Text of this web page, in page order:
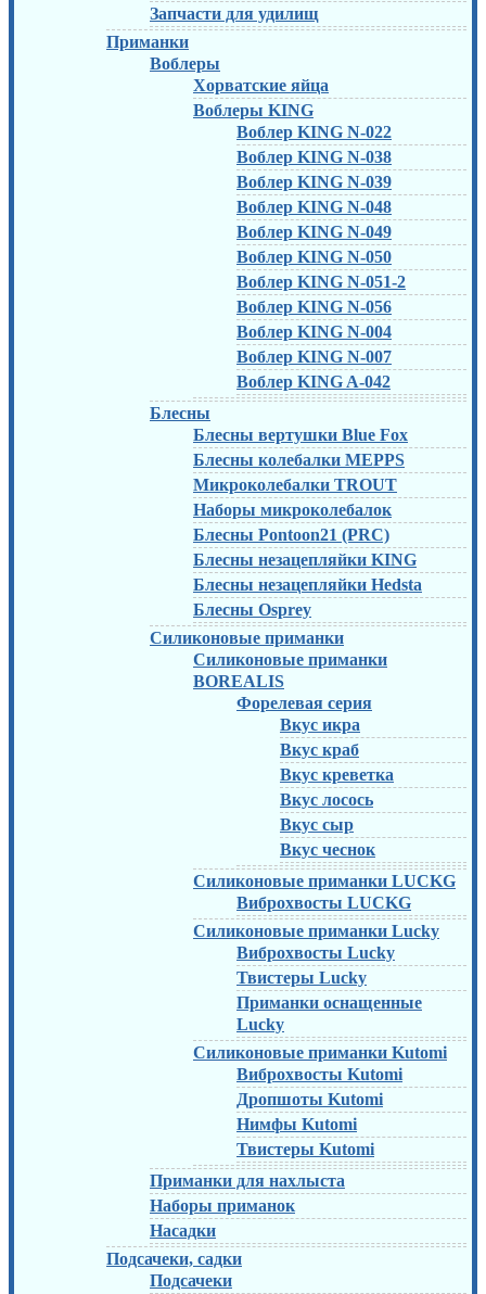
Запчасти для удилищ
Приманки
Воблеры
Хорватские яйца
Воблеры KING
Воблер KING N-022
Воблер KING N-038
Воблер KING N-039
Воблер KING N-048
Воблер KING N-049
Воблер KING N-050
Воблер KING N-051-2
Воблер KING N-056
Воблер KING N-004
Воблер KING N-007
Воблер KING A-042
Блесны
Блесны вертушки Blue Fox
Блесны колебалки MEPPS
Микроколебалки TROUT
Наборы микроколебалок
Блесны Pontoon21 (PRC)
Блесны незацепляйки KING
Блесны незацепляйки Hedsta
Блесны Osprey
Силиконовые приманки
Силиконовые приманки
BOREALIS
Форелевая серия
Вкус икра
Вкус краб
Вкус креветка
Вкус лосось
Вкус сыр
Вкус чеснок
Силиконовые приманки LUCKG
Виброхвосты LUCKG
Силиконовые приманки Lucky
Виброхвосты Lucky
Твистеры Lucky
Приманки оснащенные
Lucky
Силиконовые приманки Kutomi
Виброхвосты Kutomi
Дропшоты Kutomi
Нимфы Kutomi
Твистеры Kutomi
Приманки для нахлыста
Наборы приманок
Насадки
Подсачеки, садки
Подсачеки